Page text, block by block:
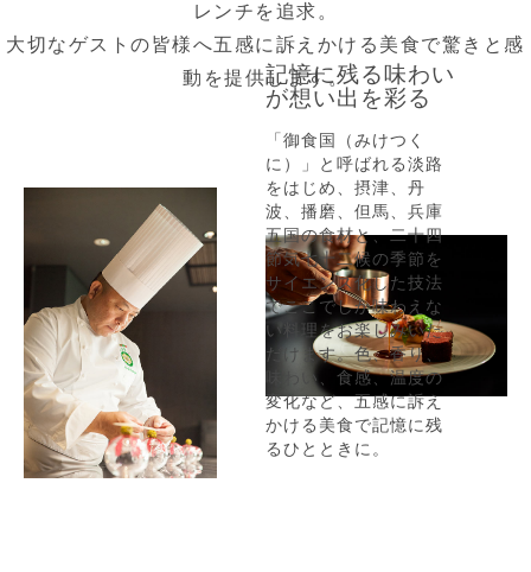
レンチを追求。
大切なゲストの皆様へ五感に訴えかける美食で驚きと感
動を提供します。記憶に残る味わい
が想い出を彩る
「御食国（みけつく
に）」と呼ばれる淡路
をはじめ、摂津、丹
波、播磨、但馬、兵庫
五国の食材と、二十四
節気七十二候の季節を
サイエンス化した技法
でここでしか味わえな
い料理をお楽しみいた
だけます。色、香り、
味わい、食感、温度の
変化など、五感に訴え
かける美食で記憶に残
るひとときに。